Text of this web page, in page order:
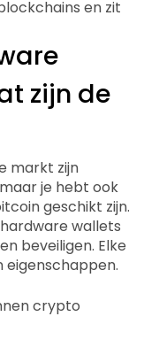
en zit
zijn de
markt zijn
je hebt ook
geschikt zijn.
wallets
beveiligen. Elke
eigenschappen.
crypto